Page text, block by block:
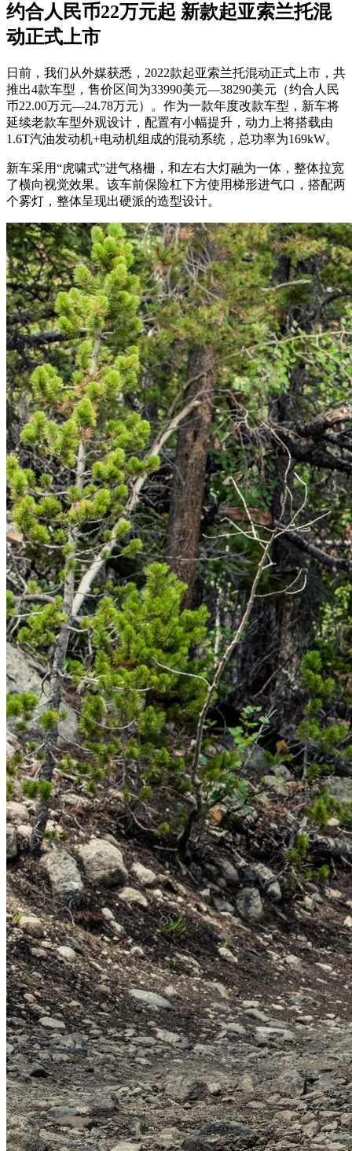
约合人民币22万元起 新款起亚索兰托混
动正式上市
日前，我们从外媒获悉，2022款起亚索兰托混动正式上市，共
推出4款车型，售价区间为33990美元—38290美元（约合人民
币22.00万元—24.78万元）。作为一款年度改款车型，新车将
延续老款车型外观设计，配置有小幅提升，动力上将搭载由
1.6T汽油发动机+电动机组成的混动系统，总功率为169kW。
新车采用“虎啸式”进气格栅，和左右大灯融为一体，整体拉宽
了横向视觉效果。该车前保险杠下方使用梯形进气口，搭配两
个雾灯，整体呈现出硬派的造型设计。